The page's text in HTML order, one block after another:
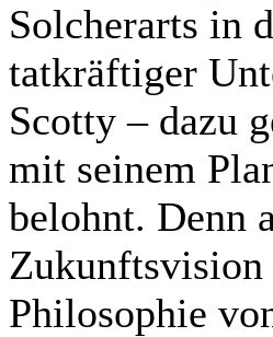
Solcherarts in
tatkräftiger
Scotty – dazu
mit seinem
belohnt. Denn
Philosophie